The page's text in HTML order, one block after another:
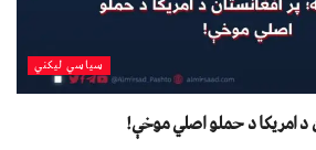
سیاسي لیکني